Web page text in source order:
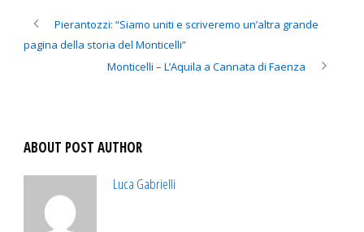
Pierantozzi: “Siamo uniti e scriveremo un’altra grande
pagina della storia del Monticelli”
Monticelli – L’Aquila a Cannata di Faenza
ABOUT POST AUTHOR
Luca Gabrielli